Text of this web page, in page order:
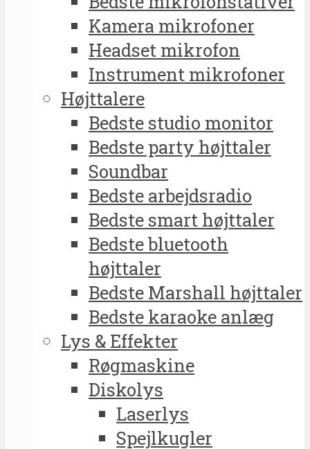
Kamera mikrofoner
Headset mikrofon
Instrument mikrofoner
Højttalere
Bedste studio monitor
Bedste party højttaler
Soundbar
Bedste arbejdsradio
Bedste smart højttaler
Bedste bluetooth
højttaler
Bedste Marshall højttaler
Bedste karaoke anlæg
Lys & Effekter
Røgmaskine
Diskolys
Laserlys
Spejlkugler